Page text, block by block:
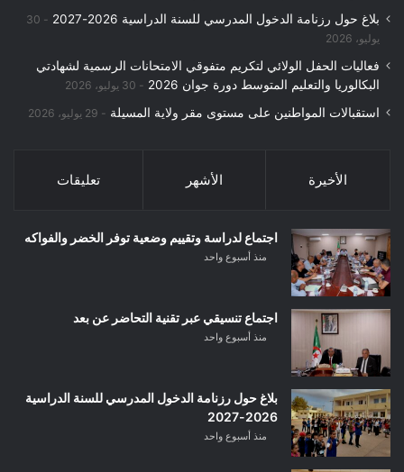
بلاغ حول رزنامة الدخول المدرسي للسنة الدراسية 2026-2027
30
يوليو، 2026
فعاليات الحفل الولائي لتكريم متفوقي الامتحانات الرسمية لشهادتي
البكالوريا والتعليم المتوسط دورة جوان 2026
30 يوليو، 2026
استقبالات المواطنين على مستوى مقر ولاية المسيلة 29 يوليو، 2026
الأخيرة الأشهر تعليقات
اجتماع لدراسة وتقييم وضعية توفر الخضر والفواكه
منذ أسبوع واحد
اجتماع تنسيقي عبر تقنية التحاضر عن بعد
منذ أسبوع واحد
بلاغ حول رزنامة الدخول المدرسي للسنة الدراسية
2026-2027
منذ أسبوع واحد